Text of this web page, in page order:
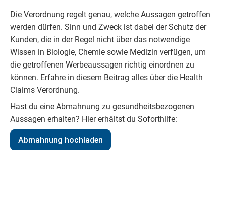
Die Verordnung regelt genau, welche Aussagen getroffen
werden dürfen. Sinn und Zweck ist dabei der Schutz der
Kunden, die in der Regel nicht über das notwendige
Wissen in Biologie, Chemie sowie Medizin verfügen, um
die getroffenen Werbeaussagen richtig einordnen zu
können. Erfahre in diesem Beitrag alles über die Health
Claims Verordnung.
Hast du eine Abmahnung zu gesundheitsbezogenen
Aussagen erhalten? Hier erhältst du Soforthilfe:
Abmahnung hochladen